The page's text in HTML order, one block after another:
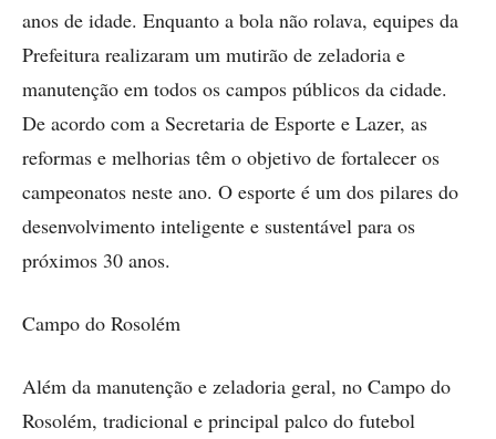
anos de idade. Enquanto a bola não rolava, equipes da
Prefeitura realizaram um mutirão de zeladoria e
manutenção em todos os campos públicos da cidade.
De acordo com a Secretaria de Esporte e Lazer, as
reformas e melhorias têm o objetivo de fortalecer os
campeonatos neste ano. O esporte é um dos pilares do
desenvolvimento inteligente e sustentável para os
próximos 30 anos.
Campo do Rosolém
Além da manutenção e zeladoria geral, no Campo do
Rosolém, tradicional e principal palco do futebol